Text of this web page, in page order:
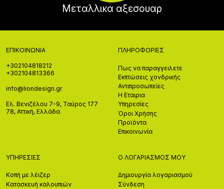
Μεταλλικα αξεσουαρ
ΕΠΙΚΟΙΝΩΝΊΑ
+302104818212
+302104813366
info@liondesign.gr
Ελ. Βενιζέλου 7-9, Ταύρος 177
78, Αττική, Ελλάδα
ΠΛΗΡΟΦΟΡΊΕΣ
Πως να παραγγειλετε
Εκπτώσεις χονδρικής
Αντιπροσωπείες
Η Εταιρια
Υπηρεσίες
Όροι Χρήσης
Προϊόντα
Επικοινωνία
ΥΠΗΡΕΣΊΕΣ
Κοπή με λέιζερ
Κατασκευή καλουπιών
Ο ΛΟΓΑΡΙΑΣΜΌΣ ΜΟΥ
Δημιουργία λογαριασμού
Σύνδεση